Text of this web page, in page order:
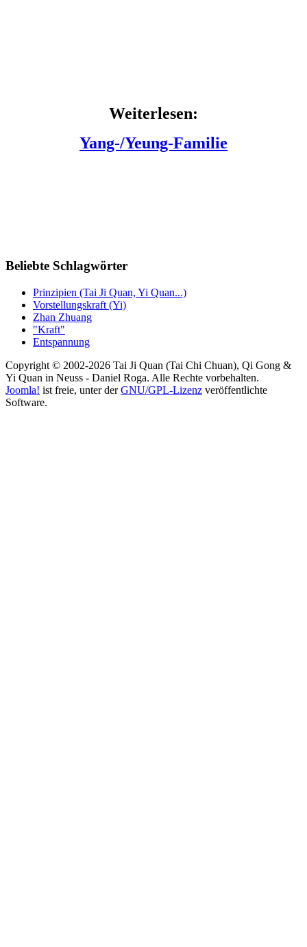
Weiterlesen:
Yang-/Yeung-Familie
Beliebte Schlagwörter
Prinzipien (Tai Ji Quan, Yi Quan...)
Vorstellungskraft (Yi)
Zhan Zhuang
"Kraft"
Entspannung
Copyright © 2002-2026 Tai Ji Quan (Tai Chi Chuan), Qi Gong &
Yi Quan in Neuss - Daniel Roga. Alle Rechte vorbehalten.
Joomla! ist freie, unter derGNU/GPL-Lizenz veröffentlichte
Software.